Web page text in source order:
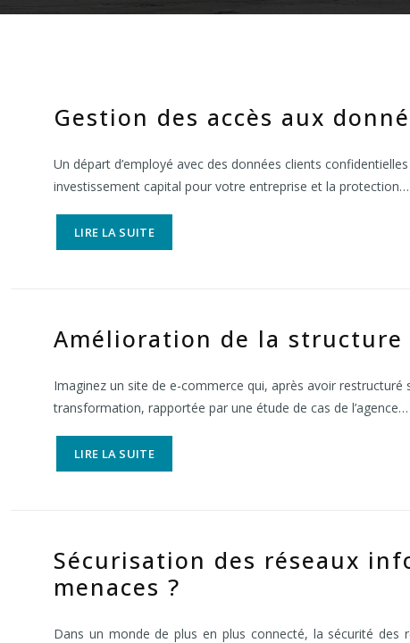
Gestion des accès aux
Un départ d’employé avec des données clients
investissement capital pour votre entreprise et la protection…
LIRE LA SUITE
Amélioration de la structure
Imaginez un site de e-commerce qui, après avoir
transformation, rapportée par une étude de cas de l’agence…
LIRE LA SUITE
Sécurisation des réseaux
menaces ?
Dans un monde de plus en plus connecté, la sécurité